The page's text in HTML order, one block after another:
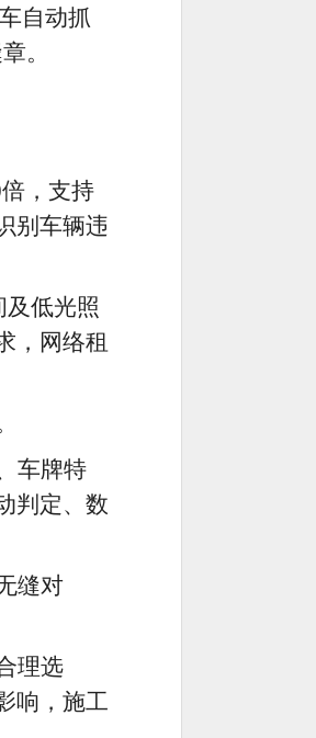
自动抓
。
，支持
别车辆违
低光照
，网络租
车牌特
判定、数
缝对
理选
响，施工